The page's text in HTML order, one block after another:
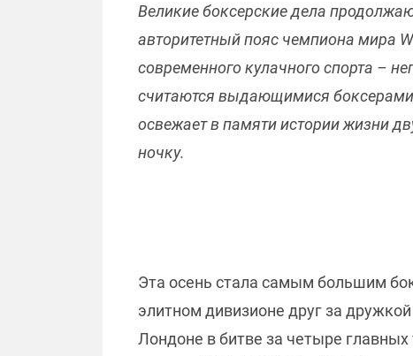
Великие боксерские дела
авторитетный пояс чемпиона мира
современного кулачного спорта –
считаются выдающимися боксерами
освежает в памяти истории жизни
ночку.
Эта осень стала самым большим
элитном дивизионе друг за
Лондоне в битве за четыре